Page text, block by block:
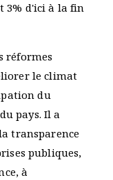
3% d'ici à la fin
réformes
le climat
du
pays. Il a
transparence
publiques,
à